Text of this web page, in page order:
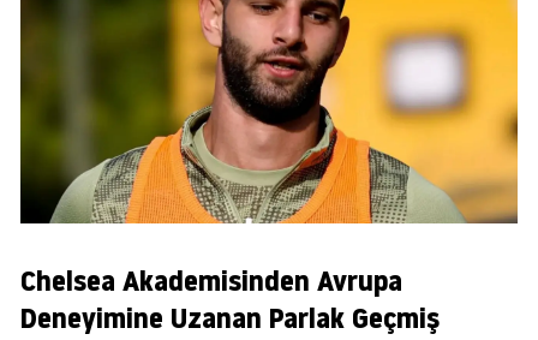
Chelsea Akademisinden Avrupa
Deneyimine Uzanan Parlak Geçmiş